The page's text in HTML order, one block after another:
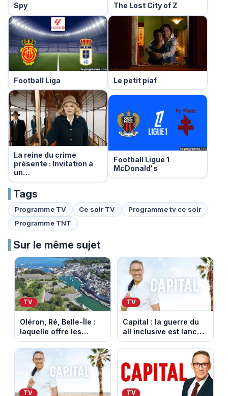
Spy The Lost City of Z
Football Liga Le petit piaf
La reine du crime
présente : Invitation à
un…
Football Ligue 1
McDonald's
Tags
Programme TV Ce soir TV
Programme tv ce soir
Programme TNT
Sur le même sujet
TV
Oléron, Ré, Belle-Île :
laquelle offre les
meilleures vacances
au meilleur prix selon
Capital ?
TV
Capital : la guerre du
all inclusive est lancée
dans les campings et
villages vacances
TV TV